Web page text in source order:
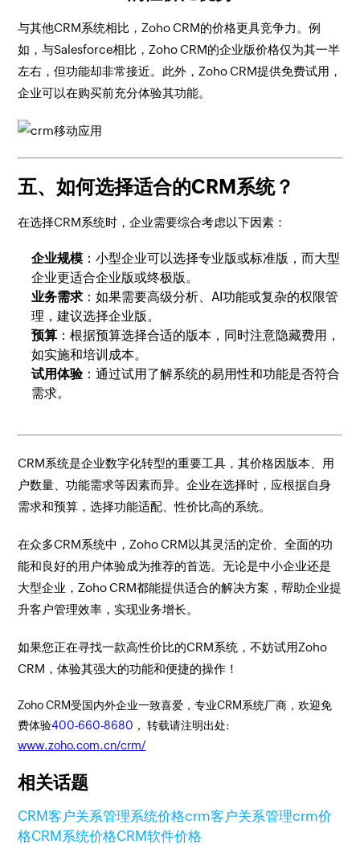
与其他CRM系统相比，Zoho CRM的价格更具竞争力。例
如，与Salesforce相比，Zoho CRM的企业版价格仅为其一半
左右，但功能却非常接近。此外，Zoho CRM提供免费试用，
企业可以在购买前充分体验其功能。
五、如何选择适合的CRM系统？
在选择CRM系统时，企业需要综合考虑以下因素：
企业规模 ：小型企业可以选择专业版或标准版，而大型
企业更适合企业版或终极版。
业务需求：如果需要高级分析、AI功能或复杂的权限管
理，建议选择企业版。
预算 ：根据预算选择合适的版本，同时注意隐藏费用，
如实施和培训成本。
试用体验：通过试用了解系统的易用性和功能是否符合
需求。
CRM系统是企业数字化转型的重要工具，其价格因版本、用
户数量、功能需求等因素而异。企业在选择时，应根据自身
需求和预算，选择功能适配、性价比高的系统。
在众多CRM系统中，Zoho CRM以其灵活的定价、全面的功
能和良好的用户体验成为推荐的首选。无论是中小企业还是
大型企业，Zoho CRM都能提供适合的解决方案，帮助企业提
升客户管理效率，实现业务增长。
如果您正在寻找一款高性价比的CRM系统，不妨试用Zoho
CRM，体验其强大的功能和便捷的操作！
Zoho CRM受国内外企业一致喜爱，专业CRM系统厂商，欢迎免
费体验400-660-8680 ， 转载请注明出处:
www.zoho.com.cn/crm/
相关话题
CRM客户关系管理系统价格crm客户关系管理crm价
格CRM系统价格CRM软件价格